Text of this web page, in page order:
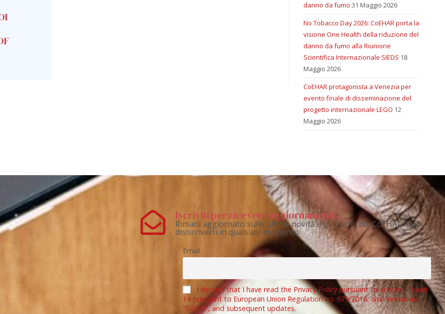
danno da fumo 31 Maggio 2026
No Tobacco Day 2026: CoEHAR porta la
visione One Health della riduzione del
danno da fumo alla Riunione
Scientifica Internazionale SIEDS 18
Maggio 2026
CoEHAR protagonista a Venezia per
evento finale di disseminazione del
progetto internazionale LEGO 12
Maggio 2026
Iscriviti per ricevere aggiornamenti.
Rimani aggiornato sulle ultime novità e gli eventi del CoEHAR. Puoi
disiscriverti in qualsiasi momento.
Email
I declare that I have read the Privacy Policy pursuant to articles 13 and
14 pursuant to European Union Regulation no. 679/2016, also known as
"GDPR", and subsequent updates.